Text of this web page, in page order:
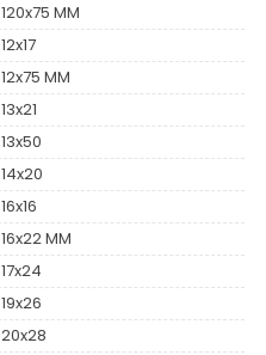
120x75 MM
12x17
12x75 MM
13x21
13x50
14x20
16x16
16x22 MM
17x24
19x26
20x28